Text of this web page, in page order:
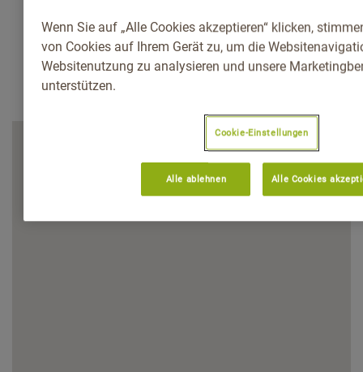
Wenn Sie auf „Alle Cookies akzeptieren“ klicken,
von Cookies auf Ihrem Gerät zu, um die
Websitenutzung zu analysieren und unsere
unterstützen.
Cookie-Einstellungen
Alle ablehnen Alle Cookies